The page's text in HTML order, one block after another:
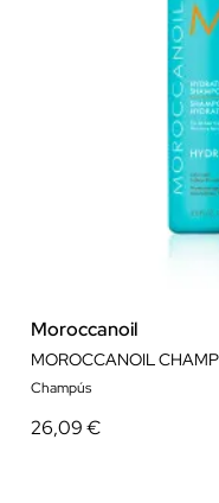
Moroccanoil
MOROCCANOIL
Champús
26,09 €